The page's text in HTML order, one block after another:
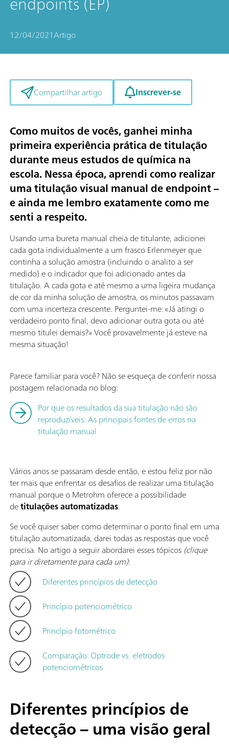
12/04/2021Artigo
Compartilhar artigo Inscrever-se
Como muitos de vocês, ganhei minha
primeira experiência prática de titulação
durante meus estudos de química na
escola. Nessa época, aprendi como realizar
uma titulação visual manual de endpoint –
e ainda me lembro exatamente como me
senti a respeito.
Usando uma bureta manual cheia de titulante, adicionei
cada gota individualmente a um frasco Erlenmeyer que
continha a solução amostra (incluindo o analito a ser
medido) e o indicador que foi adicionado antes da
titulação. A cada gota e até mesmo a uma ligeira mudança
de cor da minha solução de amostra, os minutos passavam
com uma incerteza crescente. Perguntei-me: «Já atingi o
verdadeiro ponto final, devo adicionar outra gota ou até
mesmo titulei demais?» Você provavelmente já esteve na
mesma situação!
Parece familiar para você? Não se esqueça de conferir nossa
postagem relacionada no blog:
Por que os resultados da sua titulação não são
reproduzíveis: As principais fontes de erros na
titulação manual
Vários anos se passaram desde então, e estou feliz por não
ter mais que enfrentar os desafios de realizar uma titulação
manual porque o Metrohm oferece a possibilidade
detitulações automatizadas.
Se você quiser saber como determinar o ponto final em uma
titulação automatizada, darei todas as respostas que você
precisa. No artigo a seguir abordarei esses tópicos (clique
para ir diretamente para cada um):
Diferentes princípios de detecção
Princípio potenciométrico
Princípio fotométrico
Comparação: Optrode vs. eletrodos
potenciométricos
Diferentes princípios de
detecção – uma visão geral